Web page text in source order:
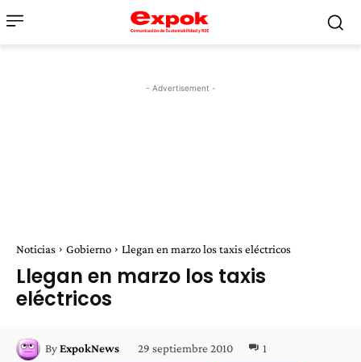
- Advertisement -
Noticias Gobierno Llegan en marzo los taxis eléctricos
Llegan en marzo los taxis
eléctricos
ByExpokNews 29 septiembre 2010 1